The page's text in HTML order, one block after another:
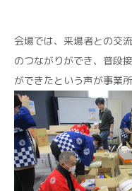
会場では、来場者との交
のつながりができ、普段
ができたという声が事業